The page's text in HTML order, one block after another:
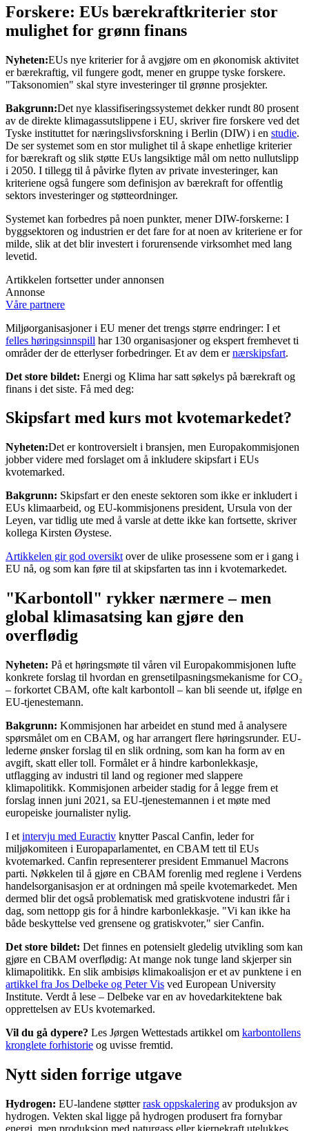
Forskere: EUs bærekraftkriterier stor
mulighet for grønn finans
Nyheten:EUs nye kriterier for å avgjøre om en økonomisk aktivitet
er bærekraftig, vil fungere godt, mener en gruppe tyske forskere.
"Taksonomien" skal styre investeringer til grønne prosjekter.
Bakgrunn:Det nye klassifiseringssystemet dekker rundt 80 prosent
av de direkte klimagassutslippene i EU, skriver fire forskere ved det
Tyske instituttet for næringslivsforskning i Berlin (DIW) i en studie.
De ser systemet som en stor mulighet til å skape enhetlige kriterier
for bærekraft og slik støtte EUs langsiktige mål om netto nullutslipp
i 2050. I tillegg til å påvirke flyten av private investeringer, kan
kriteriene også fungere som definisjon av bærekraft for offentlig
sektors investeringer og støtteordninger.
Systemet kan forbedres på noen punkter, mener DIW-forskerne: I
byggsektoren og industrien er det fare for at noen av kriteriene er for
milde, slik at det blir investert i forurensende virksomhet med lang
levetid.
Artikkelen fortsetter under annonsen
Annonse
Våre partnere
Miljøorganisasjoner i EU mener det trengs større endringer: I et
felles høringsinnspill har 130 organisasjoner og ekspert fremhevet ti
områder der de etterlyser forbedringer. Et av dem ernærskipsfart.
Det store bildet: Energi og Klima har satt søkelys på bærekraft og
finans i det siste. Få med deg:
Skipsfart med kurs mot kvotemarkedet?
Nyheten:Det er kontroversielt i bransjen, men Europakommisjonen
jobber videre med forslaget om å inkludere skipsfart i EUs
kvotemarked.
Bakgrunn: Skipsfart er den eneste sektoren som ikke er inkludert i
EUs klimaarbeid, og EU-kommisjonens president, Ursula von der
Leyen, var tidlig ute med å varsle at dette ikke kan fortsette, skriver
kollega Kirsten Øystese.
Artikkelen gir god oversikt over de ulike prosessene som er i gang i
EU nå, og som kan føre til at skipsfarten tas inn i kvotemarkedet.
"Karbontoll" rykker nærmere – men
global klimasatsing kan gjøre den
overflødig
Nyheten: På et høringsmøte til våren vil Europakommisjonen lufte
konkrete forslag til hvordan en grensetilpasningsmekanisme for CO₂
– forkortet CBAM, ofte kalt karbontoll – kan bli seende ut, ifølge en
EU-tjenestemann.
Bakgrunn: Kommisjonen har arbeidet en stund med å analysere
spørsmålet om en CBAM, og har arrangert flere høringsrunder. EU-
lederne ønsker forslag til en slik ordning, som kan ha form av en
avgift, skatt eller toll. Formålet er å hindre karbonlekkasje,
utflagging av industri til land og regioner med slappere
klimapolitikk. Kommisjonen arbeider stadig for å legge frem et
forslag innen juni 2021, sa EU-tjenestemannen i et møte med
europeiske journalister nylig.
I et intervju med Euractiv knytter Pascal Canfin, leder for
miljøkomiteen i Europaparlamentet, en CBAM tett til EUs
kvotemarked. Canfin representerer president Emmanuel Macrons
parti. Nøkkelen til å gjøre en CBAM forenlig med reglene i Verdens
handelsorganisasjon er at ordningen må speile kvotemarkedet. Men
dermed blir det også problematisk med gratiskvotene industri får i
dag, som nettopp gis for å hindre karbonlekkasje. "Vi kan ikke ha
både beskyttelse ved grensene og gratiskvoter," sier Canfin.
Det store bildet: Det finnes en potensielt gledelig utvikling som kan
gjøre en CBAM overflødig: At mange nok tunge land skjerper sin
klimapolitikk. En slik ambisiøs klimakoalisjon er et av punktene i en
artikkel fra Jos Delbeke og Peter Vis ved European University
Institute. Verdt å lese – Delbeke var en av hovedarkitektene bak
opprettelsen av EUs kvotemarked.
Vil du gå dypere? Les Jørgen Wettestads artikkel om karbontollens
kronglete forhistorie og uvisse fremtid.
Nytt siden forrige utgave
Hydrogen: EU-landene støtterrask oppskalering av produksjon av
hydrogen. Vekten skal ligge på hydrogen produsert fra fornybar
energi, men produksjon med naturgass eller kjernekraft utelukkes